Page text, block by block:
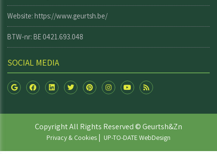
Website: https://www.geurtsh.be/
BTW-nr: BE 0421.693.048
SOCIAL MEDIA
Copyright All Rights Reserved © Geurtsh&Zn
Privacy & Cookies | UP-TO-DATE WebDesign